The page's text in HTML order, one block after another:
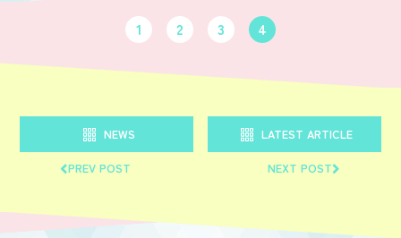
1 2 3 4
NEWS
LATEST ARTICLE
PREV POST
NEXT POST